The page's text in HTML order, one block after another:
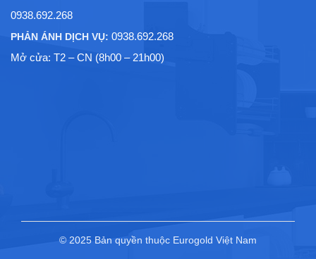
0938.692.268
PHẢN ÁNH DỊCH VỤ: 0938.692.268
Mở cửa: T2 – CN (8h00 – 21h00)
© 2025 Bản quyền thuộc Eurogold Việt Nam